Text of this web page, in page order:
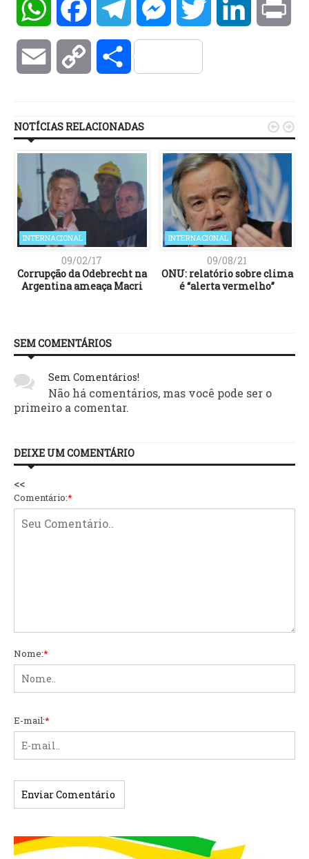
WhatsAppFacebookTelegramMessengerTwitter LinkedIn
Email Copy Compartilhar
NOTÍCIAS RELACIONADAS
INTERNACIONAL
09/02/17
Corrupção da Odebrecht na
Argentina ameaça Macri
INTERNACIONAL
09/08/21
ONU: relatório sobre clima
é “alerta vermelho”
 
SEM COMENTÁRIOS
Sem Comentários!
Não há comentários, mas você pode ser o
primeiro a comentar.
DEIXE UM COMENTÁRIO
<<
Comentário:*
Nome:*
E-mail:*